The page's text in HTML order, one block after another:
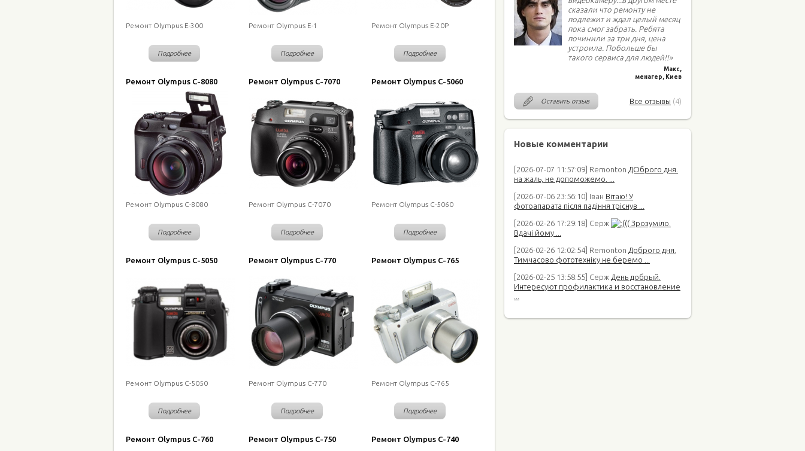
сказали что ремонту не
подлежит и ждал целый месяц
пока смог забрать. Ребята
починили за три дня, цена
устроила. Побольше бы
такого сервиса для людей!!»
Макс,
менагер, Киев
Оставить отзыв Все отзывы (4)
Новые комментарии
[2026-07-07 11:57:09] Remonton ДОброго дня.
на жаль, не допоможемо. ...
[2026-07-06 23:56:10] Іван Вітаю! У
фотоапарата після падіння тріснув ...
[2026-02-26 17:29:18] Серж
(( Зрозуміло.
Вдачі йому ...
[2026-02-26 12:02:54] Remonton Доброго дня.
Тимчасово фототехніку не беремо ...
[2026-02-25 13:58:55] Серж День добрый.
Интересуют профилактика и восстановление
Ремонт Olympus E-300
Подробнее
Ремонт Olympus E-1
Подробнее
Ремонт Olympus E-20P
Подробнее
Ремонт Olympus C-8080
Ремонт Olympus C-8080
Подробнее
Ремонт Olympus C-7070
Ремонт Olympus C-7070
Подробнее
Ремонт Olympus C-5060
Ремонт Olympus C-5060
Подробнее
Ремонт Olympus C-5050
Ремонт Olympus C-5050
Подробнее
Ремонт Olympus C-770
Ремонт Olympus C-770
Подробнее
Ремонт Olympus C-765
Ремонт Olympus C-765
Подробнее
Ремонт Olympus C-760 Ремонт Olympus C-750 Ремонт Olympus C-740